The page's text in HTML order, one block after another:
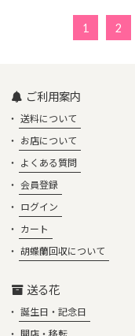
1 2
ご利用案内
送料について
お店について
よくある質問
会員登録
ログイン
カート
胡蝶蘭回収について
送る花
誕生日・記念日